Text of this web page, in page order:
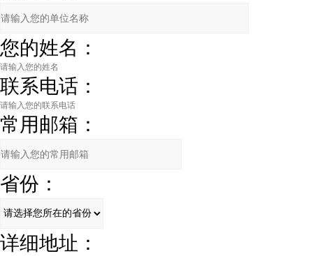
您的姓名：
联系电话：
常用邮箱：
省份：
详细地址：